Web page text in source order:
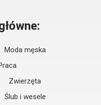
Moda męska
Zwierzęta
Ślub i wesele